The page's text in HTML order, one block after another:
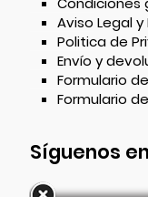
Aviso Legal
Politica de
Envío y
Formulario
Formulario
Síguenos